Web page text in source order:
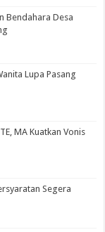
Bendahara Desa
Lupa Pasang
MA Kuatkan Vonis
Segera